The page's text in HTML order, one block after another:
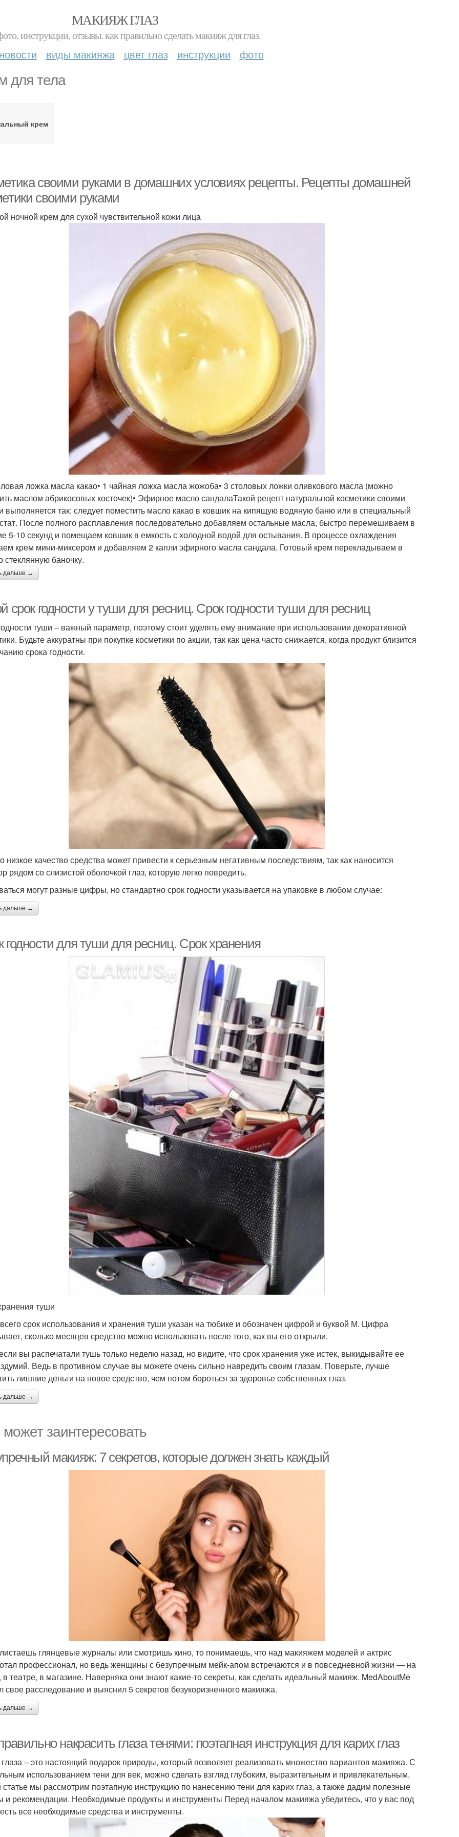
МАКИЯЖ ГЛАЗ
инструкции, отзывы. как правильно сделать макияж для глаз.
виды макияжа цвет глаз инструкции фото
для тела
крем
своими руками в домашних условиях рецепты. Рецепты домашней
своими руками
ночной крем для сухой чувствительной кожи лица
ложка масла какао• 1 чайная ложка масла жожоба• 3 столовых ложки оливкового масла (можно
маслом абрикосовых косточек)• Эфирное масло сандалаТакой рецепт натуральной косметики своими
выполняется так: следует поместить масло какао в ковшик на кипящую водяную баню или в специальный
После полного расплавления последовательно добавляем остальные масла, быстро перемешиваем в
5-10 секунд и помещаем ковшик в емкость с холодной водой для остывания. В процессе охлаждения
крем мини-миксером и добавляем 2 капли эфирного масла сандала. Готовый крем перекладываем в
стеклянную баночку.
дальше →
срок годности у туши для ресниц. Срок годности туши для ресниц
туши – важный параметр, поэтому стоит уделять ему внимание при использовании декоративной
Будьте аккуратны при покупке косметики по акции, так как цена часто снижается, когда продукт близится
срока годности.
низкое качество средства может привести к серьезным негативным последствиям, так как наносится
рядом со слизистой оболочкой глаз, которую легко повредить.
могут разные цифры, но стандартно срок годности указывается на упаковке в любом случае:
дальше →
годности для туши для ресниц. Срок хранения
туши
срок использования и хранения туши указан на тюбике и обозначен цифрой и буквой М. Цифра
сколько месяцев средство можно использовать после того, как вы его открыли.
вы распечатали тушь только неделю назад, но видите, что срок хранения уже истек, выкидывайте ее
Ведь в противном случае вы можете очень сильно навредить своим глазам. Поверьте, лучше
лишние деньги на новое средство, чем потом бороться за здоровье собственных глаз.
дальше →
заинтересовать
макияж: 7 секретов, которые должен знать каждый
глянцевые журналы или смотришь кино, то понимаешь, что над макияжем моделей и актрис
профессионал, но ведь женщины с безупречным мейк-апом встречаются и в повседневной жизни — на
в театре, в магазине. Наверняка они знают какие-то секреты, как сделать идеальный макияж. MedAboutMe
свое расследование и выяснил 5 секретов безукоризненного макияжа.
дальше →
накрасить глаза тенями: поэтапная инструкция для карих глаз
– это настоящий подарок природы, который позволяет реализовать множество вариантов макияжа. С
использованием тени для век, можно сделать взгляд глубоким, выразительным и привлекательным.
статье мы рассмотрим поэтапную инструкцию по нанесению тени для карих глаз, а также дадим полезные
и рекомендации. Необходимые продукты и инструменты Перед началом макияжа убедитесь, что у вас под
все необходимые средства и инструменты.